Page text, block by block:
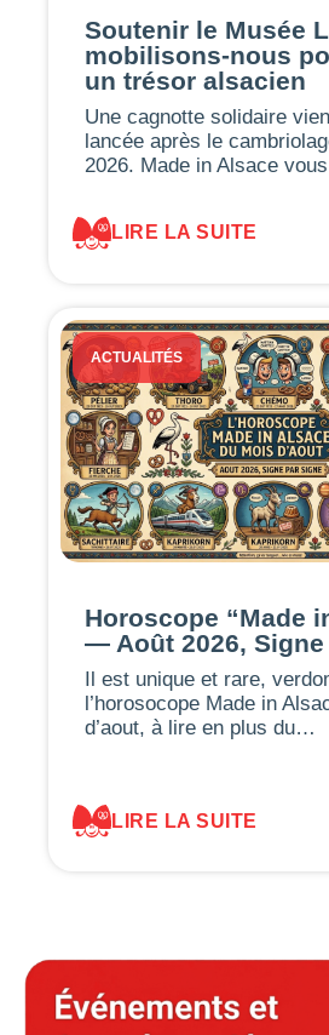
Soutenir le Musée
mobilisons-nous
un trésor alsacien
Une cagnotte solidaire
lancée après le
2026. Made in Alsace
LIRE LA SUITE
ACTUALITÉS
Horoscope “Made
— Août 2026, Signe
Il est unique et rare,
l’horosocope Made in
d’aout, à lire en plus du…
LIRE LA SUITE